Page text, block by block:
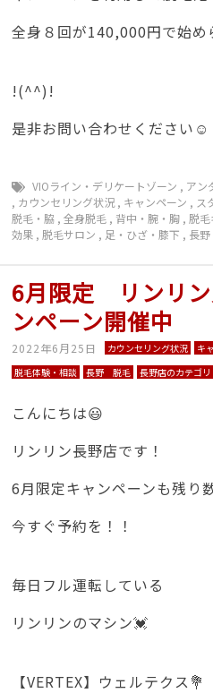
全身８回が140,000円で始め
!(^^)!
是非お問い合わせください☺
VIOライン・デリケートゾーン , アン
, カウンセリング状況 , キャンペーン , ス
脱毛・脇 ,全身脱毛 , 背中・腕・胸 ,脱毛
効果 ,脱毛サロン , 足・ひざ・膝下 , 長
6月限定 リンリン
ンペーン開催中
2022年6月25日 カウンセリング状況 キ
脱毛体験・相談
長野 脱毛 長野店のカテゴリ
こんにちは😃
リンリン長野店です！
6月限定キャンペーンも残り
今すぐ予約を！！
毎日フル運転している
リンリンのマシン💓
【VERTEX】ウェルテクス💐